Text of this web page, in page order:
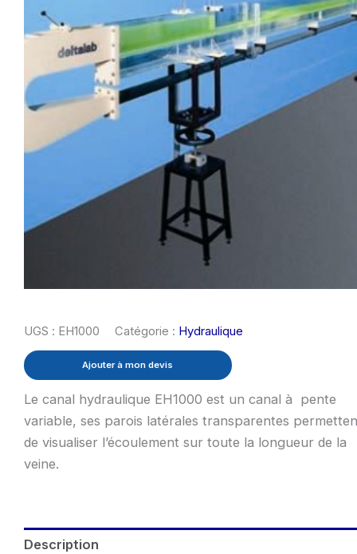
UGS : EH1000 Catégorie : Hydraulique
Ajouter à mon devis
Le canal hydraulique EH1000 est un canal à pente
variable, ses parois latérales transparentes
de visualiser l’écoulement sur toute la longueur de la
veine.
Description